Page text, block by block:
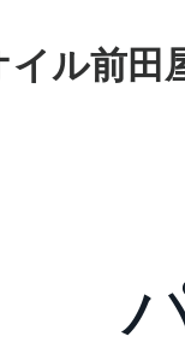
イル前田